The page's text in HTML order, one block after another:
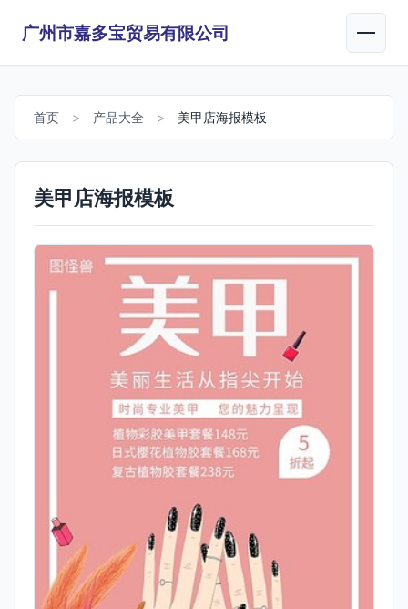
广州市嘉多宝贸易有限公司
首页 > 产品大全 > 美甲店海报模板
美甲店海报模板